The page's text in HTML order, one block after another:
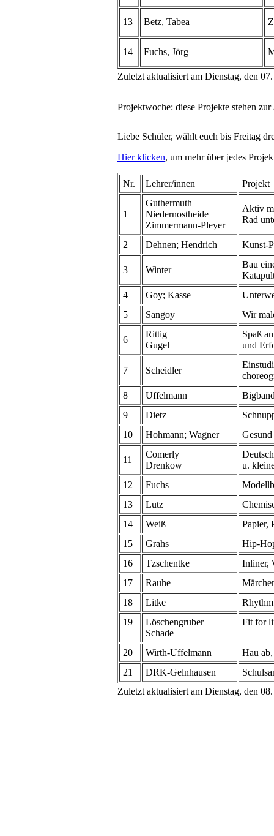
13 Betz, Tabea
14 Fuchs, Jörg
Zuletzt aktualisiert am Dienstag, den
Projektwoche: diese Projekte stehen
Liebe Schüler, wählt euch bis Freitag
Hier klicken, um mehr über jedes
Nr. Lehrer/innen Projekt
1
Guthermuth
Niedernostheide
Zimmermann-Pleyer
Aktiv
Rad
2 Dehnen; Hendrich Kunst-
3 Winter
Bau
4
Goy; Kasse
5
Sangoy Wir
6
Rittig
Gugel
Spaß
und
7 Scheidler
8
Uffelmann
9
Dietz
10
Hohmann; Wagner
11
Comerly
Drenkow
u.
12
Fuchs
13
Lutz
14
Weiß
Papier,
15
Grahs
Hip-
16
Tzschentke
Inliner,
17
Rauhe
18
Litke
19
Löschengruber
Schade
Fit for
20 Wirth-Uffelmann
Hau
21
DRK-Gelnhausen
Zuletzt aktualisiert am Dienstag, den